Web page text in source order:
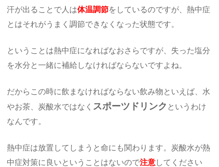
汗が出ることで人は体温調節をしているのですが、熱中症
とはそれがうまく調節できなくなった状態です。
ということは熱中症になればなおさらですが、失った塩分
を水分と一緒に補給しなければならないですよね。
だからこの時に飲まなければならない飲み物といえば、水
やお茶、炭酸水ではなく スポーツドリンク というわけ
なんです。
熱中症は放置してしまうと命にも関わります。炭酸水が熱
中症対策に良いということはないので注意してください